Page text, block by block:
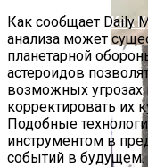
Как
Как сообщает Daily
анализа может
планетарной
астероидов
возможных угрозах
корректировать их
Подобные
инструментом в
событий в будущем.